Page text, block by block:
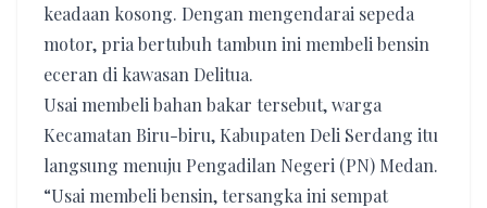
keadaan kosong. Dengan mengendarai sepeda
motor, pria bertubuh tambun ini membeli bensin
eceran di kawasan Delitua.
Usai membeli bahan bakar tersebut, warga
Kecamatan Biru-biru, Kabupaten Deli Serdang itu
langsung menuju Pengadilan Negeri (PN) Medan.
“Usai membeli bensin, tersangka ini sempat